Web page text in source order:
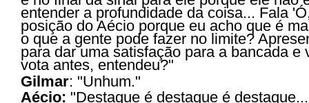
entender a profundidade da coisa... Fala
posição do Aécio porque eu acho que é
o que a gente pode fazer no limite?
para dar uma satisfação para a bancada e
vota antes, entendeu?"
Gilmar: "Unhum."
Aécio: "Destaque é destaque é